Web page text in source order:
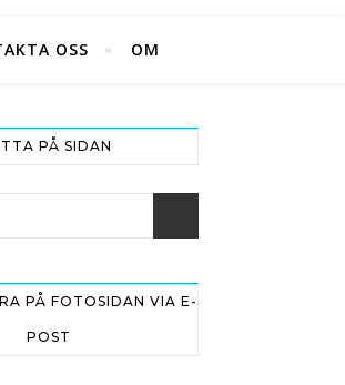
OSS OM
PÅ SIDAN
PÅ FOTOSIDAN VIA E-
POST